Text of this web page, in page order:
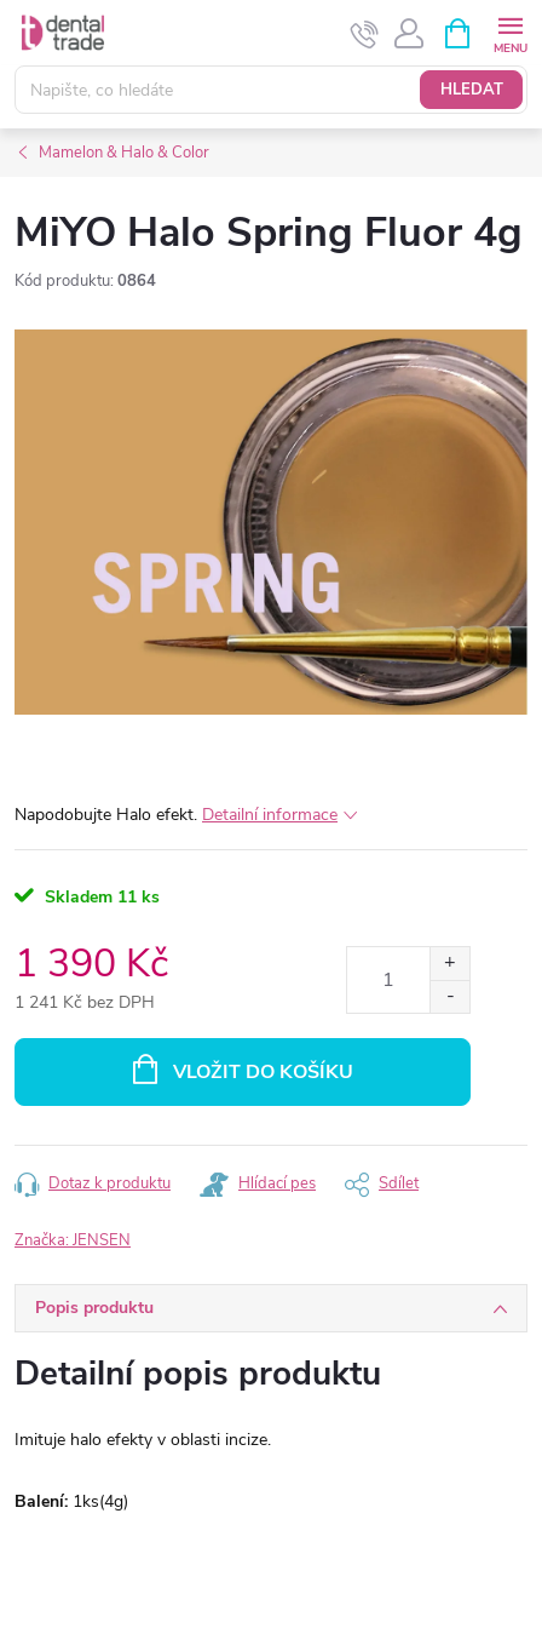
Přejít
obsah
HLEDAT
NÁKUPNÍ
KOŠÍK
Mamelon & Halo & Color
MiYO Halo Spring Fluor 4g
Kód produktu: 0864
Napodobujte Halo efekt. Detailní informace
Skladem 11 ks
1 390 Kč
1 241 Kč bez DPH
VLOŽIT DO KOŠÍKU
Dotaz k produktu Hlídací pes Sdílet
Značka: JENSEN
Popis produktu
Detailní popis produktu
Imituje halo efekty v oblasti incize.
Balení: 1ks(4g)